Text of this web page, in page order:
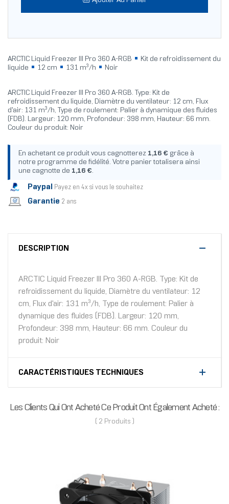
ARCTIC Liquid Freezer III Pro 360 A-RGB
Kit de refroidissement du
liquide
12 cm 131 m³/h Noir
ARCTIC Liquid Freezer III Pro 360 A-RGB. Type: Kit de
refroidissement du liquide, Diamètre du ventilateur: 12 cm, Flux
d'air: 131 m³/h, Type de roulement: Palier à dynamique des fluides
(FDB). Largeur: 120 mm, Profondeur: 398 mm, Hauteur: 66 mm.
Couleur du produit: Noir
En achetant ce produit vous cagnotterez 1,16 € grâce à
notre programme de fidélité. Votre panier totalisera ainsi
une cagnotte de 1,16 €.
Paypal Payez en 4x si vous le souhaitez
Garantie 2 ans
DESCRIPTION
ARCTIC Liquid Freezer III Pro 360 A-RGB. Type: Kit de
refroidissement du liquide, Diamètre du ventilateur: 12
cm, Flux d'air: 131 m³/h, Type de roulement: Palier à
dynamique des fluides (FDB). Largeur: 120 mm,
Profondeur: 398 mm, Hauteur: 66 mm. Couleur du
produit: Noir
CARACTÉRISTIQUES TECHNIQUES
Les Clients Qui Ont Acheté Ce Produit Ont Également Acheté :
( 2 Produits )